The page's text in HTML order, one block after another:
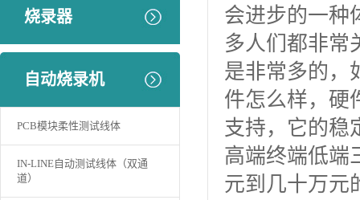
烧录器
自动烧录机
PCB模块柔性测试线体
IN-LINE自动测试线体（双通
道）
会进步的一种
多人们都非常
是非常多的，
件怎么样，硬
支持，它的稳
高端终端低端
元到几十万元